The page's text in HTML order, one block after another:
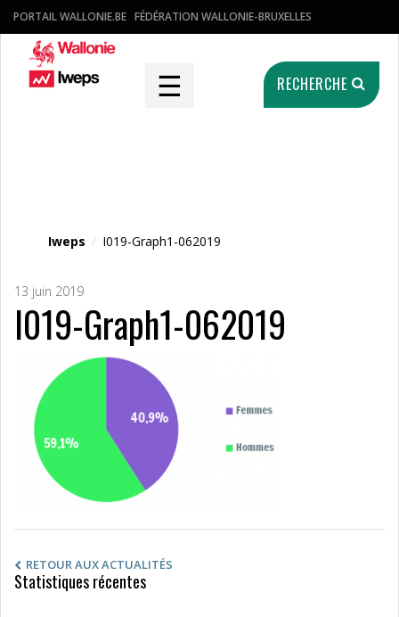
PORTAIL WALLONIE.BE FÉDÉRATION WALLONIE-BRUXELLES
☰ RECHERCHE
Iweps / I019-Graph1-062019
13 juin 2019
I019-Graph1-062019
RETOUR AUX ACTUALITÉS
Statistiques récentes